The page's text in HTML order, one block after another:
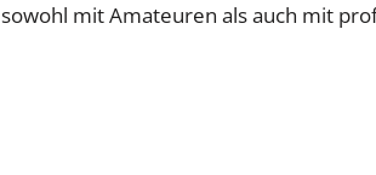
sowohl mit Amateuren als auch mit